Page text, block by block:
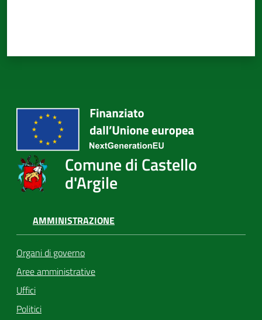
Comune di Castello
d'Argile
AMMINISTRAZIONE
Organi di governo
Aree amministrative
Uffici
Politici